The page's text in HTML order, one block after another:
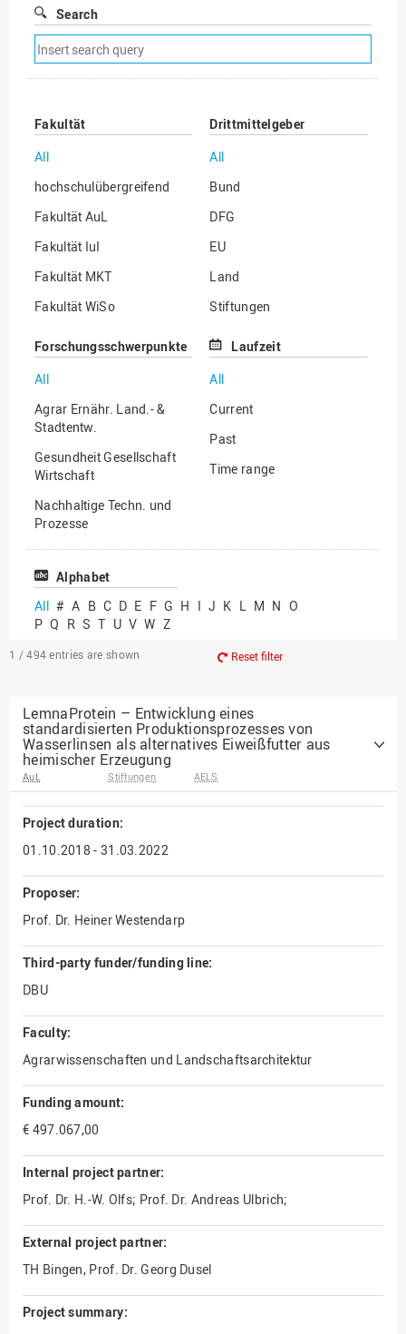
Search
Remove
search
filter
Fakultät
All
hochschulübergreifend
Fakultät AuL
Fakultät IuI
Fakultät MKT
Fakultät WiSo
Drittmittelgeber
All
Bund
DFG
EU
Land
Stiftungen
Sonstige
Forschungsschwerpunkte
All
Agrar Ernähr. Land.- &
Stadtentw.
Gesundheit Gesellschaft
Wirtschaft
Nachhaltige Techn. und
Prozesse
Vielfältiges Forschen
Laufzeit
All
Current
Past
Time range
Alphabet
All # A B C D E F G H I J K L M N O
P Q R S T U V W Z
1 / 494 entries are shown Reset filter
LemnaProtein – Entwicklung eines
standardisierten Produktionsprozesses von
Wasserlinsen als alternatives Eiweißfutter aus
heimischer Erzeugung
AuL Stiftungen AELS
Project duration:
01.10.2018 - 31.03.2022
Proposer:
Prof. Dr. Heiner Westendarp
Third-party funder/funding line:
DBU
Faculty:
Agrarwissenschaften und Landschaftsarchitektur
Funding amount:
€ 497.067,00
Internal project partner:
Prof. Dr. H.-W. Olfs; Prof. Dr. Andreas Ulbrich;
External project partner:
TH Bingen, Prof. Dr. Georg Dusel
Project summary: